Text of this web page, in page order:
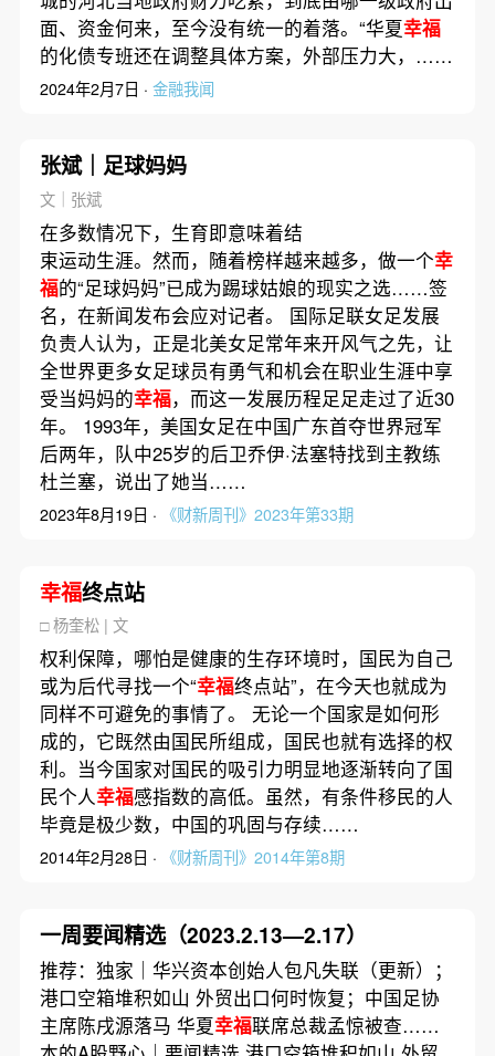
面、资金何来，至今没有统一的着落。“华夏幸福
的化债专班还在调整具体方案，外部压力大，……
2024年2月7日 · 金融我闻
张斌｜足球妈妈
文｜张斌
在多数情况下，生育即意味着结
束运动生涯。然而，随着榜样越来越多，做一个幸
福的“足球妈妈”已成为踢球姑娘的现实之选……签
名，在新闻发布会应对记者。 国际足联女足发展
负责人认为，正是北美女足常年来开风气之先，让
全世界更多女足球员有勇气和机会在职业生涯中享
受当妈妈的幸福，而这一发展历程足足走过了近30
年。 1993年，美国女足在中国广东首夺世界冠军
后两年，队中25岁的后卫乔伊·法塞特找到主教练
杜兰塞，说出了她当……
2023年8月19日 · 《财新周刊》2023年第33期
幸福终点站
□ 杨奎松 | 文
权利保障，哪怕是健康的生存环境时，国民为自己
或为后代寻找一个“幸福终点站”，在今天也就成为
同样不可避免的事情了。 无论一个国家是如何形
成的，它既然由国民所组成，国民也就有选择的权
利。当今国家对国民的吸引力明显地逐渐转向了国
民个人幸福感指数的高低。虽然，有条件移民的人
毕竟是极少数，中国的巩固与存续……
2014年2月28日 · 《财新周刊》2014年第8期
一周要闻精选（2023.2.13—2.17）
推荐：独家｜华兴资本创始人包凡失联（更新）；
港口空箱堆积如山 外贸出口何时恢复；中国足协
主席陈戌源落马 华夏幸福联席总裁孟惊被查……